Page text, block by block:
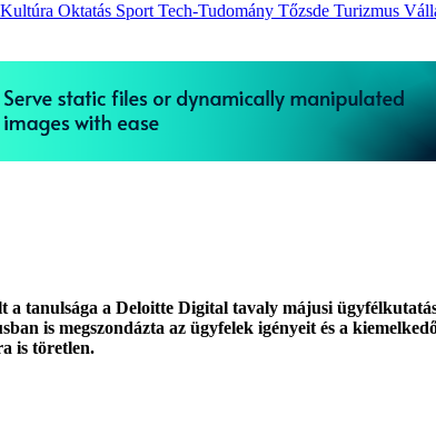
Kultúra Oktatás Sport Tech-Tudomány Tőzsde Turizmus
tanulsága a Deloitte Digital tavaly májusi
is megszondázta az ügyfelek igényeit és a
is töretlen.